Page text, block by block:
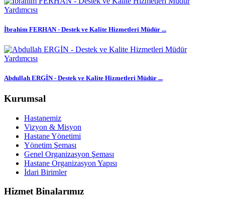
İbrahim FERHAN - Destek ve Kalite Hizmetleri Müdür ...
Abdullah ERGİN - Destek ve Kalite Hizmetleri Müdür ...
Kurumsal
Hastanemiz
Vizyon & Misyon
Hastane Yönetimi
Yönetim Şeması
Genel Organizasyon Şeması
Hastane Organizasyon Yapısı
İdari Birimler
Hizmet Binalarımız